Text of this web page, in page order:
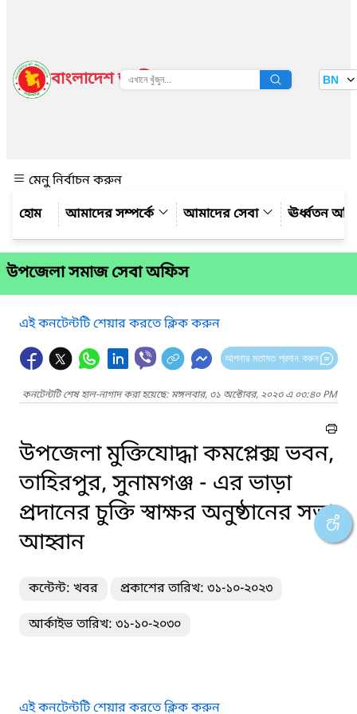
বাংলাদেশ জাতীয় তথ্য বাতায়ন BN
মেনু নির্বাচন করুন
আমাদের সম্পর্কে
আমাদের সেবা ঊর্ধ্বতন
উপজেলা সমাজ সেবা অফিস
এই কনটেন্টটি শেয়ার করতে ক্লিক করুন
আপনার মতামত প্রদান করুন
কনটেন্টটি শেষ হাল-নাগাদ করা হয়েছে: মঙ্গলবার, ৩১ অক্টোবর, ২০২৩ এ ০৩:৪০ PM
উপজেলা মুক্তিযোদ্ধা কমপ্লেক্স ভবন,
তাহিরপুর, সুনামগঞ্জ - এর ভাড়া
প্রদানের চুক্তি স্বাক্ষর অনুষ্ঠানের সভা
আহ্বান
কন্টেন্ট: খবর প্রকাশের তারিখ: ৩১-১০-২০২৩
আর্কাইভ তারিখ: ৩১-১০-২০৩০
এই কনটেন্টটি শেয়ার করতে ক্লিক করুন